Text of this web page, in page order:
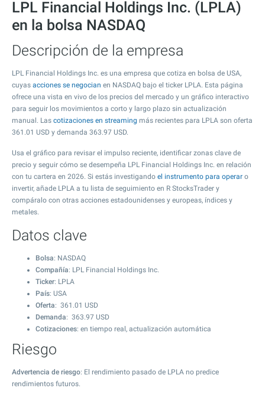
LPL Financial Holdings Inc. (LPLA)
en la bolsa NASDAQ
Descripción de la empresa
LPL Financial Holdings Inc. es una empresa que cotiza en bolsa de USA,
cuyas acciones se negocian en NASDAQ bajo el ticker LPLA. Esta página
ofrece una vista en vivo de los precios del mercado y un gráfico interactivo
para seguir los movimientos a corto y largo plazo sin actualización
manual. Las cotizaciones en streaming más recientes para LPLA son oferta
361.01 USD y demanda 363.97 USD.
Usa el gráfico para revisar el impulso reciente, identificar zonas clave de
precio y seguir cómo se desempeña LPL Financial Holdings Inc. en relación
con tu cartera en 2026. Si estás investigando el instrumento para operar o
invertir, añade LPLA a tu lista de seguimiento en R StocksTrader y
compáralo con otras acciones estadounidenses y europeas, índices y
metales.
Datos clave
Bolsa: NASDAQ
Compañía: LPL Financial Holdings Inc.
Ticker: LPLA
País: USA
Oferta: 361.01 USD
Demanda: 363.97 USD
Cotizaciones: en tiempo real, actualización automática
Riesgo
Advertencia de riesgo: El rendimiento pasado de LPLA no predice
rendimientos futuros.